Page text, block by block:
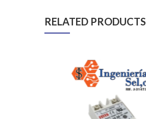
RELATED PRODUCTS